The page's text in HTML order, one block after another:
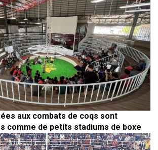
aux combats de coqs sont
comme de petits stadiums de boxe